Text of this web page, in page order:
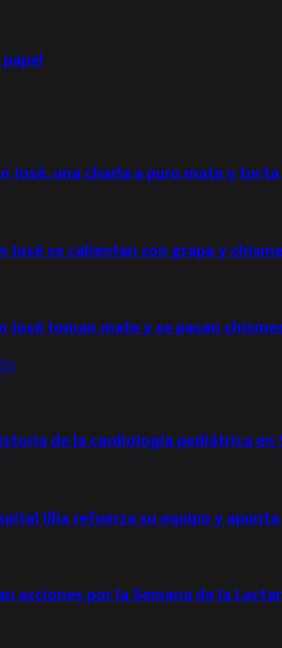
José, una charla a puro mate y
José se calientan con grapa y
José toman mate y se pasan
0
de la cardiología pediátrica en
Illia refuerza su equipo y
acciones por la Semana de la